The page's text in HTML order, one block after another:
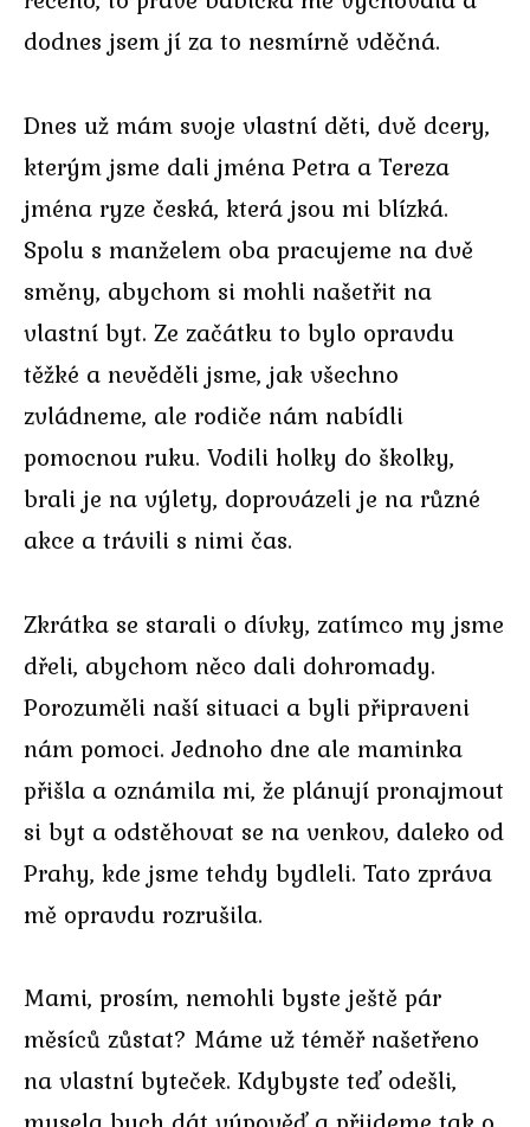
dodnes jsem jí za to nesmírně vděčná.
Dnes už mám svoje vlastní děti, dvě dcery,
kterým jsme dali jména Petra a Tereza
jména ryze česká, která jsou mi blízká.
Spolu s manželem oba pracujeme na dvě
směny, abychom si mohli našetřit na
vlastní byt. Ze začátku to bylo opravdu
těžké a nevěděli jsme, jak všechno
zvládneme, ale rodiče nám nabídli
pomocnou ruku. Vodili holky do školky,
brali je na výlety, doprovázeli je na různé
akce a trávili s nimi čas.
Zkrátka se starali o dívky, zatímco my jsme
dřeli, abychom něco dali dohromady.
Porozuměli naší situaci a byli připraveni
nám pomoci. Jednoho dne ale maminka
přišla a oznámila mi, že plánují pronajmout
si byt a odstěhovat se na venkov, daleko od
Prahy, kde jsme tehdy bydleli. Tato zpráva
mě opravdu rozrušila.
Mami, prosím, nemohli byste ještě pár
měsíců zůstat? Máme už téměř našetřeno
na vlastní byteček. Kdybyste teď odešli,